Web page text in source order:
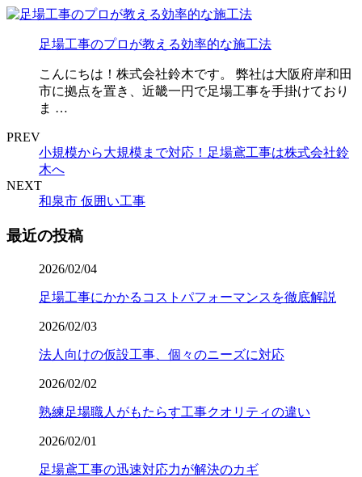
足場工事のプロが教える効率的な施工法
こんにちは！株式会社鈴木です。 弊社は大阪府岸和田
市に拠点を置き、近畿一円で足場工事を手掛けており
ま …
PREV
小規模から大規模まで対応！足場鳶工事は株式会社鈴
木へ
NEXT
和泉市 仮囲い工事
最近の投稿
2026/02/04
足場工事にかかるコストパフォーマンスを徹底解説
2026/02/03
法人向けの仮設工事、個々のニーズに対応
2026/02/02
熟練足場職人がもたらす工事クオリティの違い
2026/02/01
足場鳶工事の迅速対応力が解決のカギ